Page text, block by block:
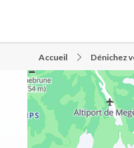
Accueil Dénichez